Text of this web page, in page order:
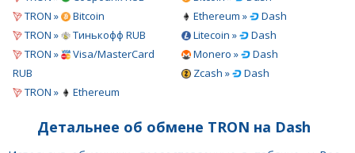
TRON »
Bitcoin
TRON »
Тинькофф RUB
TRON »
Visa/MasterCard
RUB
TRON »
Ethereum
Ethereum »
Dash
Litecoin »
Dash
Monero »
Dash
Zcash »
Dash
Детальнее об обмене TRON на Dash